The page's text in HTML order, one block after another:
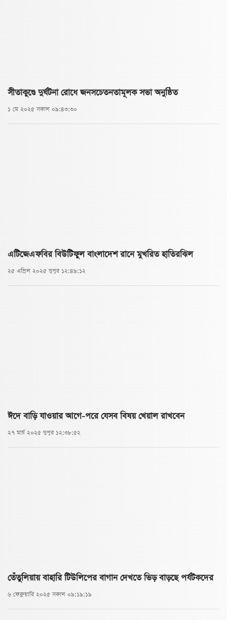
সীতাকুণ্ডে দুর্ঘটনা রোধে জনসচেতনতামূলক সভা অনুষ্ঠিত
১ মে ২০২৫ সকাল ০৯:৪৩:৩০
এটিজেএফবির বিউটিফুল বাংলাদেশ রানে মুখরিত হাতিরঝিল
২৫ এপ্রিল ২০২৫ দুপুর ১২:৪৯:১২
ঈদে বাড়ি যাওয়ার আগে-পরে যেসব বিষয় খেয়াল রাখবেন
২৭ মার্চ ২০২৫ দুপুর ১২:৩৮:৫২
তেঁতুলিয়ায় বাহারি টিউলিপের বাগান দেখতে ভিড় বাড়ছে পর্যটকদের
৬ ফেব্রুয়ারি ২০২৫ সকাল ০৯:১৯:১৯